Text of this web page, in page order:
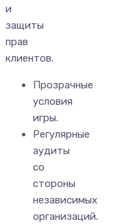
и
защиты
прав
клиентов.
Прозрачные
условия
игры.
Регулярные
аудиты
со
стороны
независимых
организаций.